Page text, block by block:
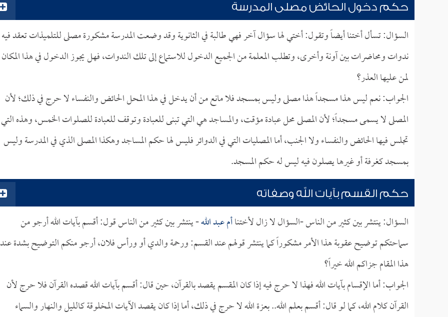
حكم دخول الحائض مصلى المدرسة
السؤال: تسأل أختنا أيضاً وتقول: أختي لها سؤال آخر فهي طالبة في الثانوية وقد وضعت المدرسة مشكورة مصلى للتلميذات تعقد فيه
ندوات ومحاضرات بين آونة وأخرى، وتطلب المعلمة من الجميع الدخول للاستماع إلى تلك الندوات، فهل يجوز الدخول في هذا المكان
لمن عليها العذر؟
الجواب: نعم ليس هذا مسجداً هذا مصلى وليس بمسجد فلا مانع من أن يدخل في هذا المحل الحائض والنفساء لا حرج في ذلك؛ لأن
المصلى لا يسمى مسجداً؛ لأن المصلى محل عبادة مؤقت، والمساجد هي التي تبنى للعبادة وتوقف للعبادة للصلوات الخمس، وهذه
تجلس فيها الحائض والنفساء ولا الجنب، أما المصليات التي في الدوائر فليس لها حكم المساجد وهكذا المصلى الذي في المدرسة وليس
بمسجد كغرفة أو غيرها يصلون فيه ليس له حكم المسجد.
حكم القسم بآيات الله وصفاته
السؤال: ينتشر بين كثير من الناس -السؤال لا زال لأختناأم عبد الله- ينتشر بين كثير من الناس قول: أقسم بآيات الله أرجو من
سماحتكم توضيح عقوبة هذا الأمر مشكوراً كما ينتشر قولهم عند القسم: ورحمة والدي أو ورأس فلان، أرجو منكم التوضيح بشدة عند
هذا المقام جزاكم الله خيراً؟
الجواب: أما الإقسام بآيات الله فهذا لا حرج فيه إذا كان المقسم يقصد بالقرآن، حين قال: أقسم بآيات الله قصده القرآن فلا حرج لأن
القرآن كلام الله، كما لو قال: أقسم بعلم الله.. بعزة الله لا حرج في ذلك، أما إذا كان يقصد الآيات المخلوقة كالليل والنهار والسماء